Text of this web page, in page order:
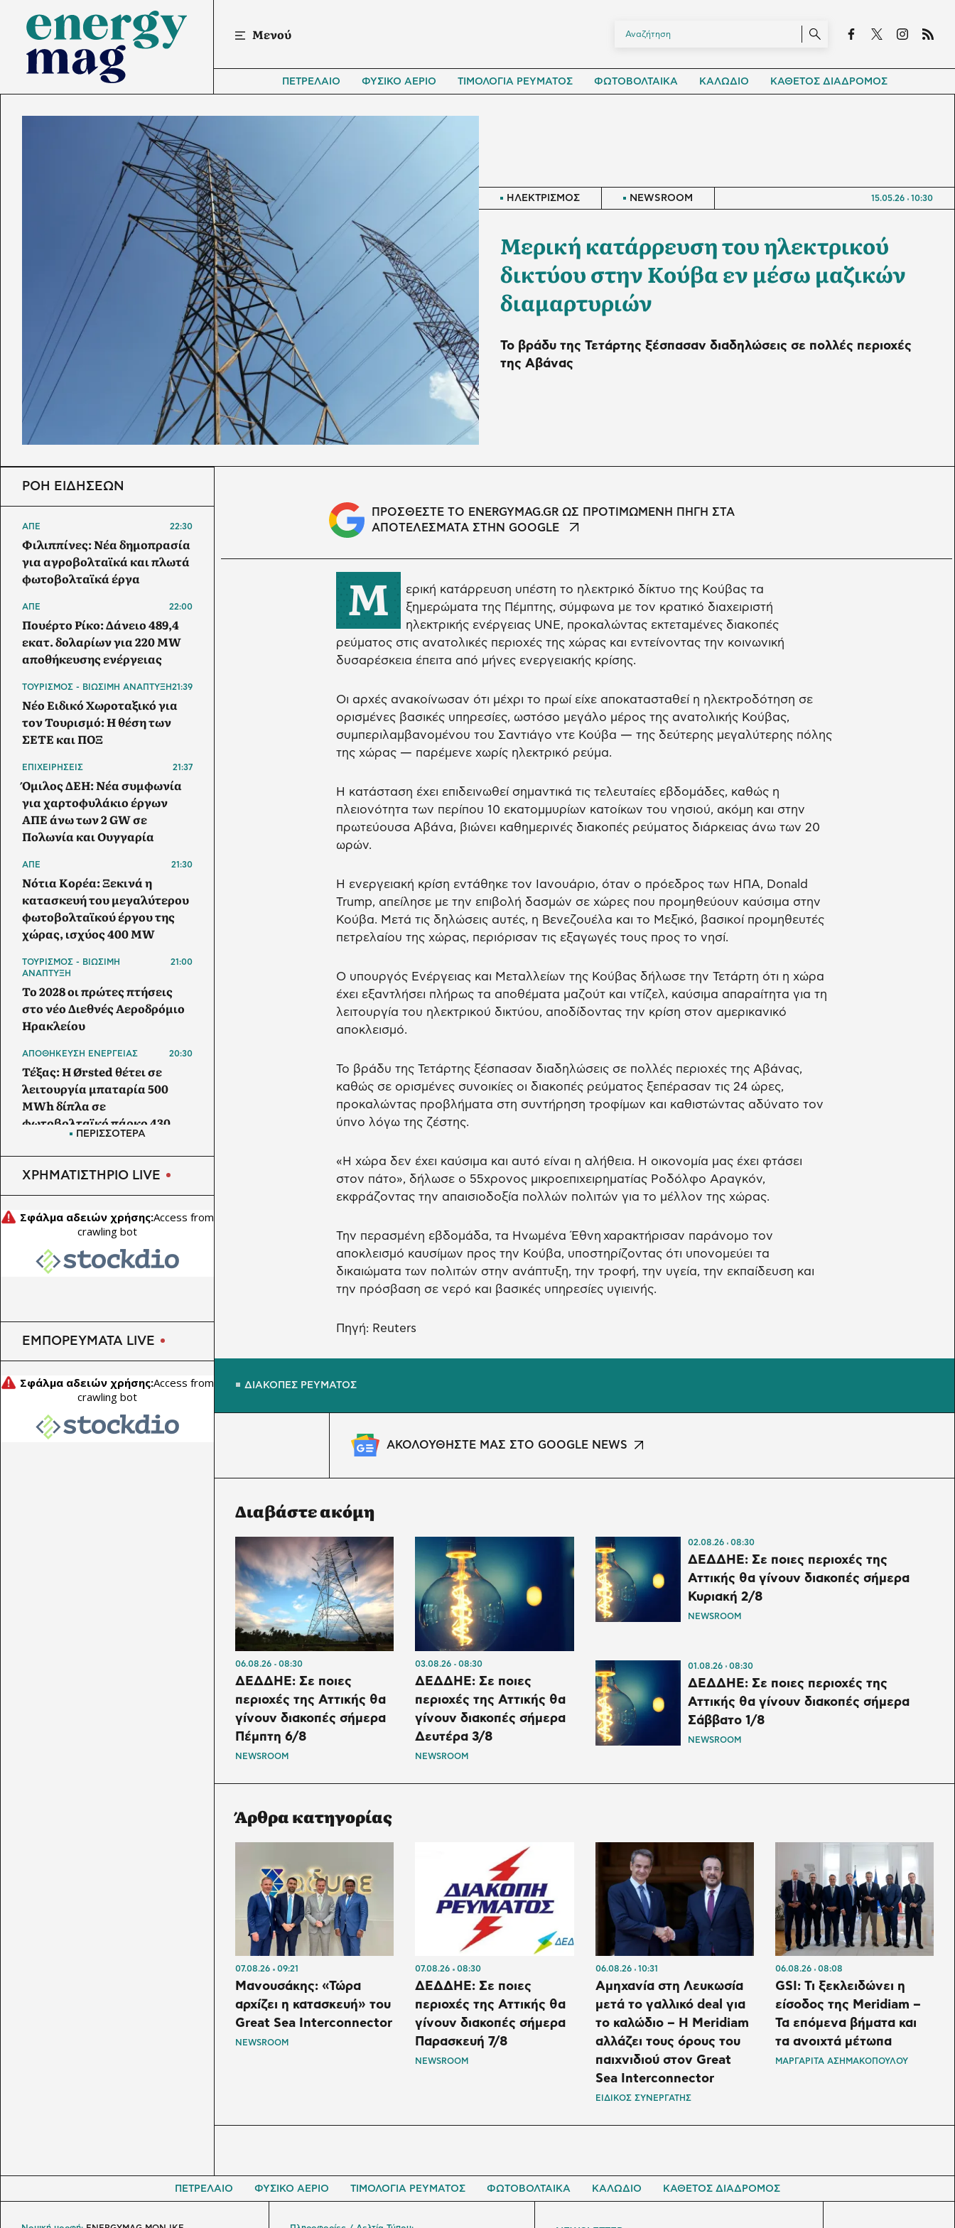
Μενού
ΠΕΤΡΕΛΑΙΟ ΦΥΣΙΚΟ ΑΕΡΙΟ ΤΙΜΟΛΟΓΙΑ ΡΕΥΜΑΤΟΣ ΦΩΤΟΒΟΛΤΑΙΚΑ ΚΑΛΩΔΙΟ ΚΑΘΕΤΟΣ ΔΙΑΔΡΟΜΟΣ
ΗΛΕΚΤΡΙΣΜΟΣ NEWSROOM 15.05.26 10:30
Μερική κατάρρευση του ηλεκτρικού
δικτύου στην Κούβα εν μέσω μαζικών
διαμαρτυριών
Το βράδυ της Τετάρτης ξέσπασαν διαδηλώσεις σε πολλές περιοχές
της Αβάνας
ΠΡΟΣΘΕΣΤΕ ΤΟ ENERGYMAG.GR ΩΣ ΠΡΟΤΙΜΩΜΕΝΗ ΠΗΓΗ ΣΤΑ
ΑΠΟΤΕΛΕΣΜΑΤΑ ΣΤΗΝ GOOGLE
Μ
ερική κατάρρευση υπέστη το ηλεκτρικό δίκτυο της Κούβας τα
ξημερώματα της Πέμπτης, σύμφωνα με τον κρατικό διαχειριστή
ηλεκτρικής ενέργειας UNE, προκαλώντας εκτεταμένες διακοπές
ρεύματος στις ανατολικές περιοχές της χώρας και εντείνοντας την κοινωνική
δυσαρέσκεια έπειτα από μήνες ενεργειακής κρίσης.
Οι αρχές ανακοίνωσαν ότι μέχρι το πρωί είχε αποκατασταθεί η ηλεκτροδότηση σε
ορισμένες βασικές υπηρεσίες, ωστόσο μεγάλο μέρος της ανατολικής Κούβας,
συμπεριλαμβανομένου του Σαντιάγο ντε Κούβα — της δεύτερης μεγαλύτερης πόλης
της χώρας — παρέμενε χωρίς ηλεκτρικό ρεύμα.
Η κατάσταση έχει επιδεινωθεί σημαντικά τις τελευταίες εβδομάδες, καθώς η
πλειονότητα των περίπου 10 εκατομμυρίων κατοίκων του νησιού, ακόμη και στην
πρωτεύουσα Αβάνα, βιώνει καθημερινές διακοπές ρεύματος διάρκειας άνω των 20
ωρών.
Η ενεργειακή κρίση εντάθηκε τον Ιανουάριο, όταν ο πρόεδρος των ΗΠΑ, Donald
Trump, απείλησε με την επιβολή δασμών σε χώρες που προμηθεύουν καύσιμα στην
Κούβα. Μετά τις δηλώσεις αυτές, η Βενεζουέλα και το Μεξικό, βασικοί προμηθευτές
πετρελαίου της χώρας, περιόρισαν τις εξαγωγές τους προς το νησί.
Ο υπουργός Ενέργειας και Μεταλλείων της Κούβας δήλωσε την Τετάρτη ότι η χώρα
έχει εξαντλήσει πλήρως τα αποθέματα μαζούτ και ντίζελ, καύσιμα απαραίτητα για τη
λειτουργία του ηλεκτρικού δικτύου, αποδίδοντας την κρίση στον αμερικανικό
αποκλεισμό.
Το βράδυ της Τετάρτης ξέσπασαν διαδηλώσεις σε πολλές περιοχές της Αβάνας,
καθώς σε ορισμένες συνοικίες οι διακοπές ρεύματος ξεπέρασαν τις 24 ώρες,
προκαλώντας προβλήματα στη συντήρηση τροφίμων και καθιστώντας αδύνατο τον
ύπνο λόγω της ζέστης.
«Η χώρα δεν έχει καύσιμα και αυτό είναι η αλήθεια. Η οικονομία μας έχει φτάσει
στον πάτο», δήλωσε ο 55χρονος μικροεπιχειρηματίας Ροδόλφο Αραγκόν,
εκφράζοντας την απαισιοδοξία πολλών πολιτών για το μέλλον της χώρας.
Την περασμένη εβδομάδα, τα Ηνωμένα Έθνη χαρακτήρισαν παράνομο τον
αποκλεισμό καυσίμων προς την Κούβα, υποστηρίζοντας ότι υπονομεύει τα
δικαιώματα των πολιτών στην ανάπτυξη, την τροφή, την υγεία, την εκπαίδευση και
την πρόσβαση σε νερό και βασικές υπηρεσίες υγιεινής.
Πηγή: Reuters
ΔΙΑΚΟΠΕΣ ΡΕΥΜΑΤΟΣ
ΑΚΟΛΟΥΘΗΣΤΕ ΜΑΣ ΣΤΟ GOOGLE NEWS
Διαβάστε ακόμη
06.08.26 08:30
ΔΕΔΔΗΕ: Σε ποιες
περιοχές της Αττικής θα
γίνουν διακοπές σήμερα
Πέμπτη 6/8
NEWSROOM
03.08.26 08:30
ΔΕΔΔΗΕ: Σε ποιες
περιοχές της Αττικής θα
γίνουν διακοπές σήμερα
Δευτέρα 3/8
NEWSROOM
02.08.26 08:30
ΔΕΔΔΗΕ: Σε ποιες περιοχές της
Αττικής θα γίνουν διακοπές σήμερα
Κυριακή 2/8
NEWSROOM
01.08.26 08:30
ΔΕΔΔΗΕ: Σε ποιες περιοχές της
Αττικής θα γίνουν διακοπές σήμερα
Σάββατο 1/8
NEWSROOM
Άρθρα κατηγορίας
07.08.26 09:21
Μανουσάκης: «Τώρα
αρχίζει η κατασκευή» του
Great Sea Interconnector
NEWSROOM
07.08.26 08:30
ΔΕΔΔΗΕ: Σε ποιες
περιοχές της Αττικής θα
γίνουν διακοπές σήμερα
Παρασκευή 7/8
NEWSROOM
06.08.26 10:31
Αμηχανία στη Λευκωσία
μετά το γαλλικό deal για
το καλώδιο – Η Meridiam
αλλάζει τους όρους του
παιχνιδιού στον Great
Sea Interconnector
ΕΙΔΙΚΟΣ ΣΥΝΕΡΓΑΤΗΣ
06.08.26 08:08
GSI: Τι ξεκλειδώνει η
είσοδος της Meridiam –
Τα επόμενα βήματα και
τα ανοιχτά μέτωπα
ΜΑΡΓΑΡΙΤΑ ΑΣΗΜΑΚΟΠΟΥΛΟΥ
ΡΟΗ ΕΙΔΗΣΕΩΝ
ΑΠΕ 22:30
Φιλιππίνες: Νέα δημοπρασία
για αγροβολταϊκά και πλωτά
φωτοβολταϊκά έργα
ΑΠΕ 22:00
Πουέρτο Ρίκο: Δάνειο 489,4
εκατ. δολαρίων για 220 MW
αποθήκευσης ενέργειας
ΤΟΥΡΙΣΜΟΣ - ΒΙΩΣΙΜΗ ΑΝΑΠΤΥΞΗ21:39
Νέο Ειδικό Χωροταξικό για
τον Τουρισμό: Η θέση των
ΣΕΤΕ και ΠΟΞ
ΕΠΙΧΕΙΡΗΣΕΙΣ 21:37
Όμιλος ΔΕΗ: Νέα συμφωνία
για χαρτοφυλάκιο έργων
ΑΠΕ άνω των 2 GW σε
Πολωνία και Ουγγαρία
ΑΠΕ 21:30
Νότια Κορέα: Ξεκινά η
κατασκευή του μεγαλύτερου
φωτοβολταϊκού έργου της
χώρας, ισχύος 400 MW
ΤΟΥΡΙΣΜΟΣ - ΒΙΩΣΙΜΗ
ΑΝΑΠΤΥΞΗ
21:00
Το 2028 οι πρώτες πτήσεις
στο νέο Διεθνές Αεροδρόμιο
Ηρακλείου
ΑΠΟΘΗΚΕΥΣΗ ΕΝΕΡΓΕΙΑΣ 20:30
Τέξας: Η Ørsted θέτει σε
λειτουργία μπαταρία 500
MWh δίπλα σε
φωτοβολταϊκό πάρκο 430
επιζωοτίες - 12,5 εκατ. ευρώ
επί πλέον στις 13
Περιφέρειες για μέτρα
βιοασφάλειας
ΠΕΡΙΣΣΟΤΕΡΑ
ΧΡΗΜΑΤΙΣΤΗΡΙΟ LIVE
ΕΜΠΟΡΕΥΜΑΤΑ LIVE
ΠΕΤΡΕΛΑΙΟ ΦΥΣΙΚΟ ΑΕΡΙΟ ΤΙΜΟΛΟΓΙΑ ΡΕΥΜΑΤΟΣ ΦΩΤΟΒΟΛΤΑΙΚΑ ΚΑΛΩΔΙΟ ΚΑΘΕΤΟΣ ΔΙΑΔΡΟΜΟΣ